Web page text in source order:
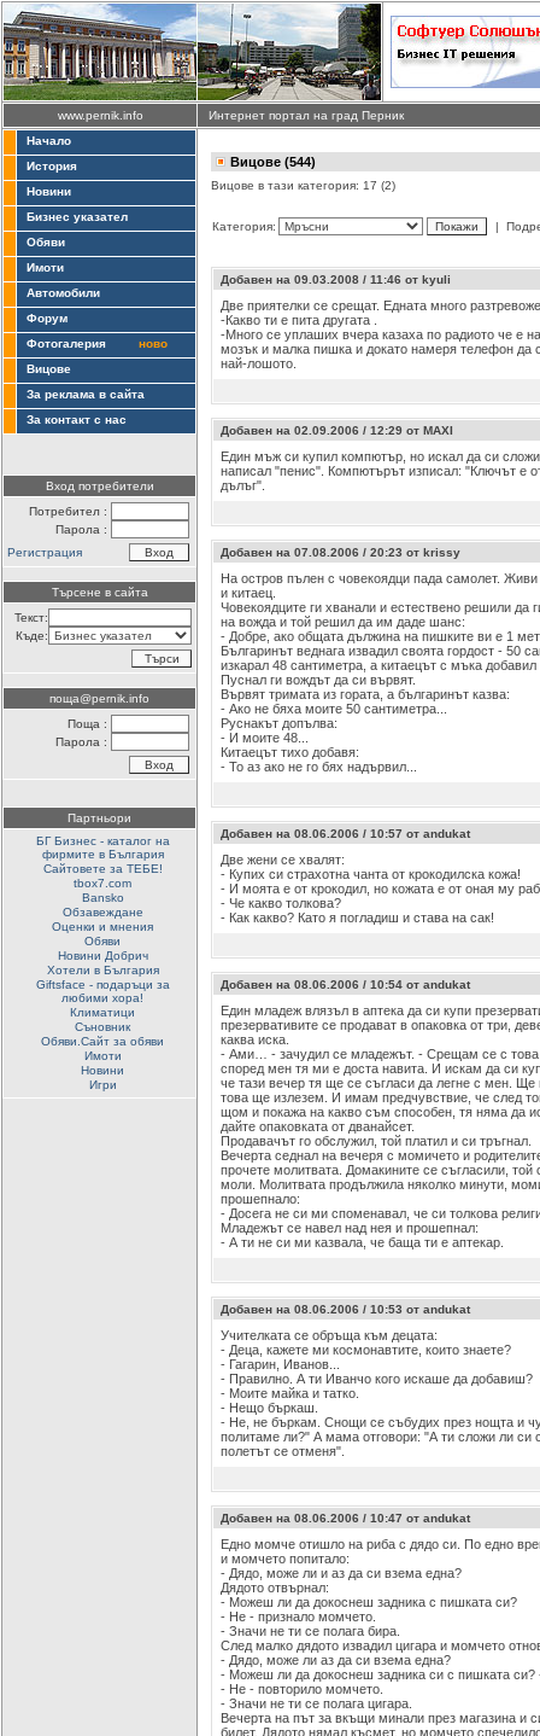
www.pernik.info
Интернет портал на град Перник
Начало
История
Новини
Бизнес указател
Обяви
Имоти
Автомобили
Форум
Фотогалерия
ново
Вицове
За реклама в сайта
За контакт с нас
Вход потребители
Потребител :
Парола :
Регистрация
Търсене в сайта
Текст:
Къде:
поща@pernik.info
Поща :
Парола :
Партньори
БГ Бизнес - каталог на
фирмите в България
Сайтовете за ТЕБЕ!
tbox7.com
Bansko
Обзавеждане
Оценки и мнения
Обяви
Новини Добрич
Хотели в България
Giftsface - подаръци за
любими хора!
Климатици
Съновник
Обяви.Сайт за обяви
Имоти
Новини
Игри
Вицове (544)
Вицове в тази категория: 17 (2)
Категория: |
Добавен на 09.03.2008 / 11:46 от kyuli
Две приятелки се срещат. Едната много
-Какво ти е пита другата .
-Много се уплаших вчера казаха по радиото че е
мозък и малка пишка и докато намеря телефон да
най-лошото.
Добавен на 02.09.2006 / 12:29 от MAXI
Един мъж си купил компютър, но искал да си
написал "пенис". Компютърът изписал: "Ключът е
дълъг".
Добавен на 07.08.2006 / 20:23 от krissy
На остров пълен с човекоядци пада самолет.
и китаец.
Човекоядците ги хванали и естествено решили да
на вожда и той решил да им даде шанс:
- Добре, ако общата дължина на пишките ви е 1
Българинът веднага извадил своята гордост - 50
изкарал 48 сантиметра, а китаецът с мъка
Пуснал ги вождът да си вървят.
Вървят тримата из гората, а българинът казва:
- Ако не бяха моите 50 сантиметра...
Руснакът допълва:
- И моите 48...
Китаецът тихо добавя:
- То аз ако не го бях надървил...
Добавен на 08.06.2006 / 10:57 от andukat
Две жени се хвалят:
- Купих си страхотна чанта от крокодилска кожа!
- И моята е от крокодил, но кожата е от оная му
- Че какво толкова?
- Как какво? Като я погладиш и става на сак!
Добавен на 08.06.2006 / 10:54 от andukat
Един младеж влязъл в аптека да си купи
презервативите се продават в опаковка от три,
каква иска.
- Ами… - зачудил се младежът. - Срещам се с
според мен тя ми е доста навита. И искам да си
че тази вечер тя ще се съгласи да легне с мен.
това ще излезем. И имам предчувствие, че след
щом и покажа на какво съм способен, тя няма да
дайте опаковката от дванайсет.
Продавачът го обслужил, той платил и си тръгнал.
Вечерта седнал на вечеря с момичето и
прочете молитвата. Домакините се съгласили, той
моли. Молитвата продължила няколко минути,
прошепнало:
- Досега не си ми споменавал, че си толкова
Младежът се навел над нея и прошепнал:
- А ти не си ми казвала, че баща ти е аптекар.
Добавен на 08.06.2006 / 10:53 от andukat
Учителката се обръща към децата:
- Деца, кажете ми космонавтите, които знаете?
- Гагарин, Иванов...
- Правилно. А ти Иванчо кого искаше да добавиш?
- Моите майка и татко.
- Нещо бъркаш.
- Не, не бъркам. Снощи се събудих през нощта и
политаме ли?" А мама отговори: "А ти сложи ли си
полетът се отменя".
Добавен на 08.06.2006 / 10:47 от andukat
Едно момче отишло на риба с дядо си. По едно
и момчето попитало:
- Дядо, може ли и аз да си взема една?
Дядото отвърнал:
- Можеш ли да докоснеш задника с пишката си?
- Не - признало момчето.
- Значи не ти се полага бира.
След малко дядото извадил цигара и момчето
- Дядо, може ли аз да си взема една?
- Можеш ли да докоснеш задника си с пишката си?
- Не - повторило момчето.
- Значи не ти се полага цигара.
Вечерта на път за вкъщи минали през магазина и
билет. Дядото нямал късмет, но момчето